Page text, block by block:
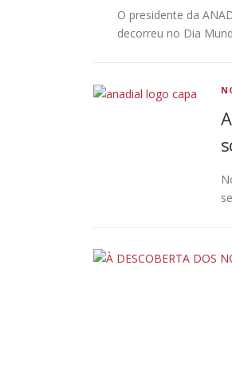
O presidente da
decorreu no Dia